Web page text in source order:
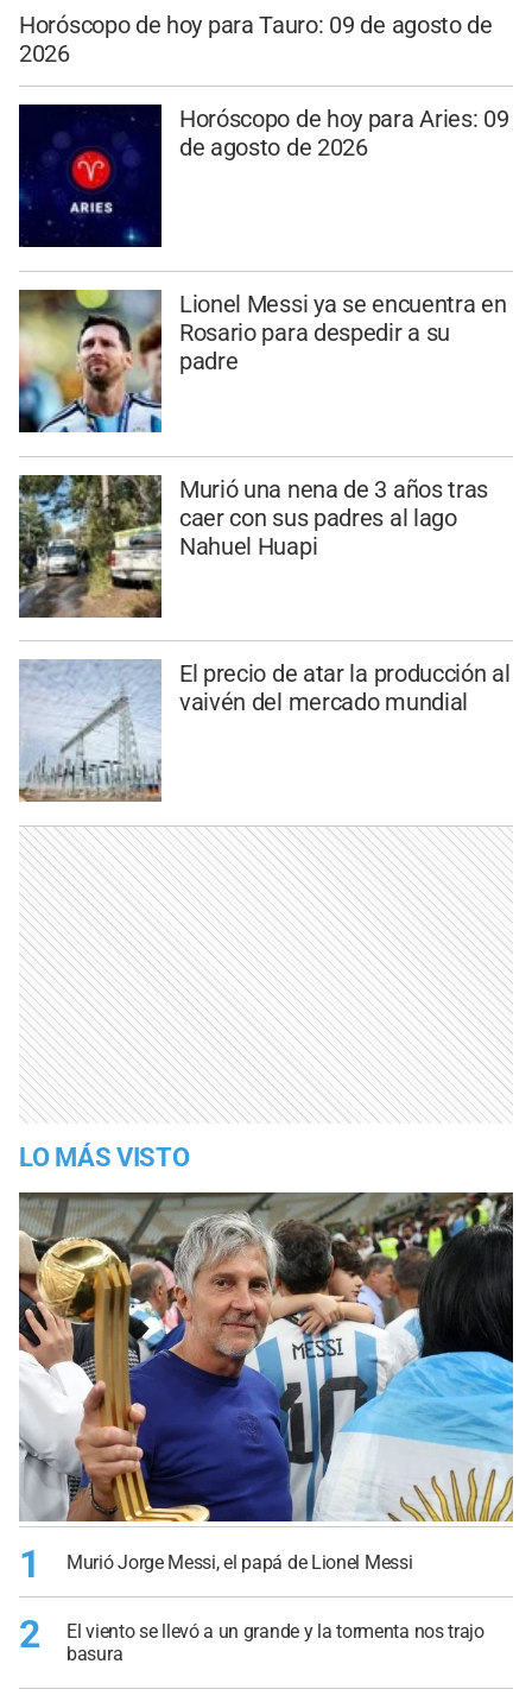
Horóscopo de hoy para Tauro: 09 de agosto de
2026
Horóscopo de hoy para Aries: 09
de agosto de 2026
Lionel Messi ya se encuentra en
Rosario para despedir a su
padre
Murió una nena de 3 años tras
caer con sus padres al lago
Nahuel Huapi
El precio de atar la producción al
vaivén del mercado mundial
LO MÁS VISTO
1 Murió Jorge Messi, el papá de Lionel Messi
2
El viento se llevó a un grande y la tormenta nos trajo
basura